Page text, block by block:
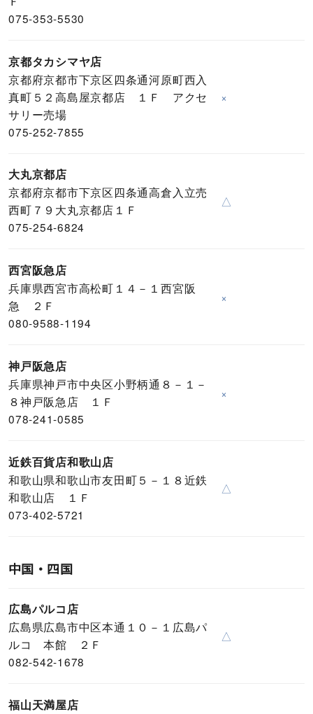
075-353-5530
京都タカシマヤ店
京都府京都市下京区四条通河原町西入
真町５２高島屋京都店 １Ｆ アクセ
サリー売場
075-252-7855
×
大丸京都店
京都府京都市下京区四条通高倉入立売
西町７９大丸京都店１Ｆ
075-254-6824
△
西宮阪急店
兵庫県西宮市高松町１４－１西宮阪
急 ２Ｆ
080-9588-1194
×
神戸阪急店
兵庫県神戸市中央区小野柄通８－１－
８神戸阪急店 １Ｆ
078-241-0585
×
近鉄百貨店和歌山店
和歌山県和歌山市友田町５－１８近鉄
和歌山店 １Ｆ
073-402-5721
△
中国・四国
広島パルコ店
広島県広島市中区本通１０－１広島パ
ルコ 本館 ２Ｆ
082-542-1678
△
福山天満屋店